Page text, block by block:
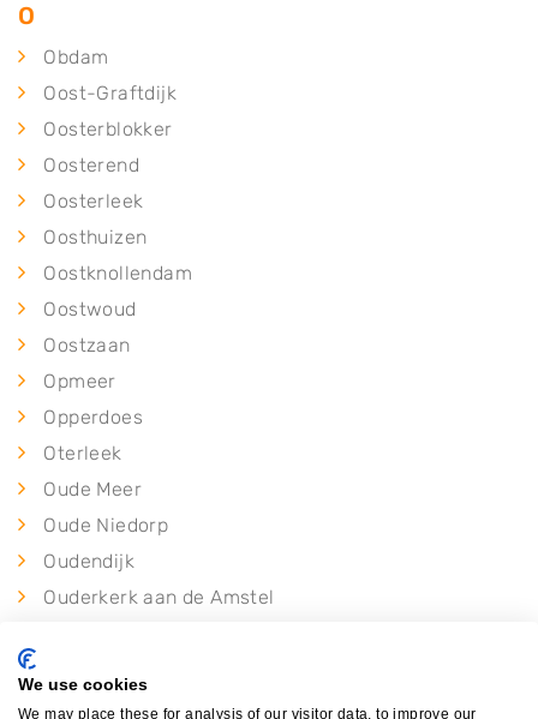
O
Obdam
Oost-Graftdijk
Oosterblokker
Oosterend
Oosterleek
Oosthuizen
Oostknollendam
Oostwoud
Oostzaan
Opmeer
Opperdoes
Oterleek
Oude Meer
Oude Niedorp
Oudendijk
Ouderkerk aan de Amstel
Oudkarspel
We use cookies
We may place these for analysis of our visitor data, to improve our